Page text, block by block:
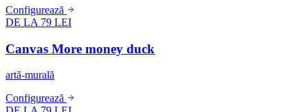
Configurează
DE LA 79 LEI
Canvas More money duck
artă-murală
Configurează